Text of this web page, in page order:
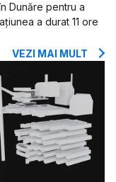
Dunăre pentru a
a durat 11 ore
VEZI MAI MULT